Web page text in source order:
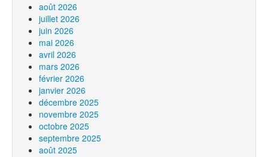
août 2026
juillet 2026
juin 2026
mai 2026
avril 2026
mars 2026
février 2026
janvier 2026
décembre 2025
novembre 2025
octobre 2025
septembre 2025
août 2025